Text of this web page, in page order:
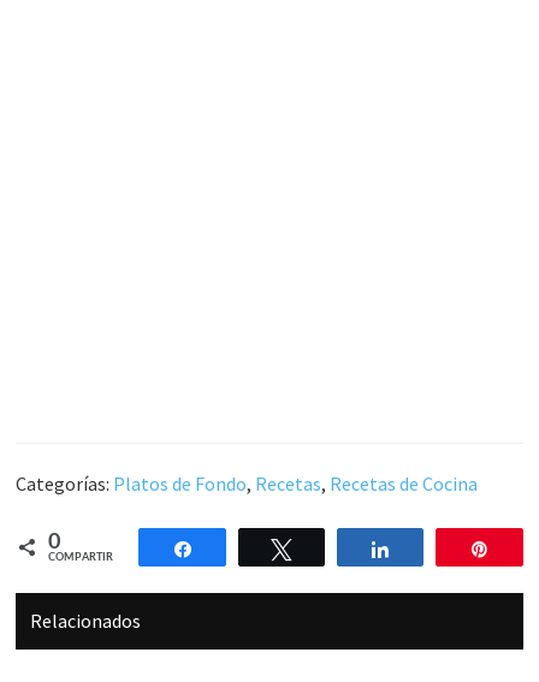
Categorías: Platos de Fondo, Recetas, Recetas de Cocina
0
COMPARTIR
Compartir Compartir
Relacionados